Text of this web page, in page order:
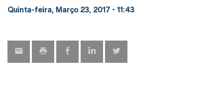
Quinta-feira, Março 23, 2017 - 11:43